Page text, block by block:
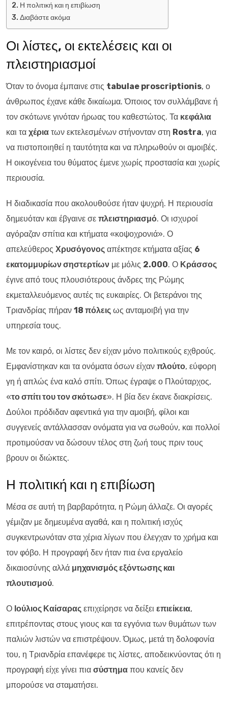
Η πολιτική και η επιβίωση
Διαβάστε ακόμα
Οι λίστες, οι εκτελέσεις και οι
πλειστηριασμοί
Όταν το όνομα έμπαινε στις tabulae proscriptionis, ο
άνθρωπος έχανε κάθε δικαίωμα. Όποιος τον συλλάμβανε ή
τον σκότωνε γινόταν ήρωας του καθεστώτος. Τα κεφάλια
και τα χέρια των εκτελεσμένων στήνονταν στη Rostra, για
να πιστοποιηθεί η ταυτότητα και να πληρωθούν οι αμοιβές.
Η οικογένεια του θύματος έμενε χωρίς προστασία και χωρίς
περιουσία.
Η διαδικασία που ακολουθούσε ήταν ψυχρή. Η περιουσία
δημευόταν και έβγαινε σε πλειστηριασμό. Οι ισχυροί
αγόραζαν σπίτια και κτήματα «κοψοχρονιά». Ο
απελεύθερος Χρυσόγονος απέκτησε κτήματα αξίας 6
εκατομμυρίων σηστερτίων με μόλις 2.000. Ο Κράσσος
έγινε από τους πλουσιότερους άνδρες της Ρώμης
εκμεταλλευόμενος αυτές τις ευκαιρίες. Οι βετεράνοι της
Τριανδρίας πήραν 18 πόλεις ως ανταμοιβή για την
υπηρεσία τους.
Με τον καιρό, οι λίστες δεν είχαν μόνο πολιτικούς εχθρούς.
Εμφανίστηκαν και τα ονόματα όσων είχαν πλούτο, εύφορη
γη ή απλώς ένα καλό σπίτι. Όπως έγραψε ο Πλούταρχος,
«το σπίτι του τον σκότωσε». Η βία δεν έκανε διακρίσεις.
Δούλοι πρόδιδαν αφεντικά για την αμοιβή, φίλοι και
συγγενείς αντάλλασσαν ονόματα για να σωθούν, και πολλοί
προτιμούσαν να δώσουν τέλος στη ζωή τους πριν τους
βρουν οι διώκτες.
Η πολιτική και η επιβίωση
Μέσα σε αυτή τη βαρβαρότητα, η Ρώμη άλλαζε. Οι αγορές
γέμιζαν με δημευμένα αγαθά, και η πολιτική ισχύς
συγκεντρωνόταν στα χέρια λίγων που έλεγχαν το χρήμα και
τον φόβο. Η προγραφή δεν ήταν πια ένα εργαλείο
δικαιοσύνης αλλά μηχανισμός εξόντωσης και
πλουτισμού.
Ο Ιούλιος Καίσαρας επιχείρησε να δείξει επιείκεια,
επιτρέποντας στους γιους και τα εγγόνια των θυμάτων των
παλιών λιστών να επιστρέψουν. Όμως, μετά τη δολοφονία
του, η Τριανδρία επανέφερε τις λίστες, αποδεικνύοντας ότι η
προγραφή είχε γίνει πια σύστημα που κανείς δεν
μπορούσε να σταματήσει.